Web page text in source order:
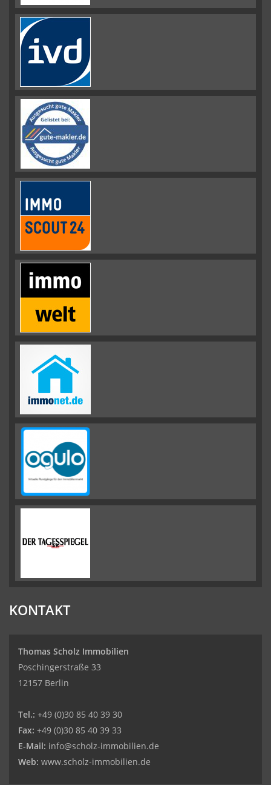
KONTAKT
Thomas Scholz Immobilien
Poschingerstraße 33
12157 Berlin
Tel.: +49 (0)30 85 40 39 30
Fax: +49 (0)30 85 40 39 33
E-Mail: info@scholz-immobilien.de
Web: www.scholz-immobilien.de